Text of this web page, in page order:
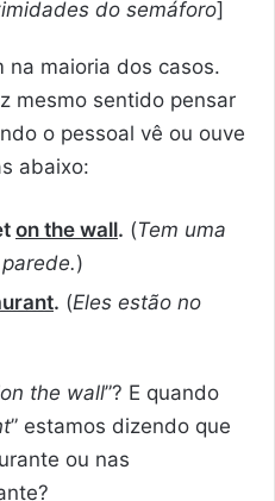
do semáforo]
na maioria dos casos.
mesmo sentido pensar
o pessoal vê ou ouve
abaixo:
on the wall. (Tem uma
)
. (Eles estão no
on the wall”? E quando
” estamos dizendo que
ou nas